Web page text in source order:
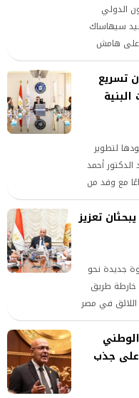
الدولي
الجمعة ٢٤ يوليو، السيد سيهاساك
على هامش
المنعقد
تسريع
لتطوير
أحمد
مع وفد من
تعزيز
جديدة نحو
خارطة طريق
اللائق في مصر
على جذب